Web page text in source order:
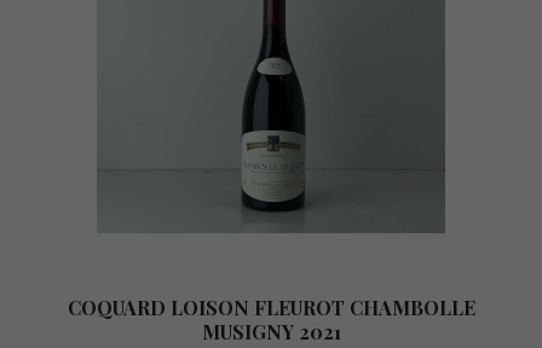
COQUARD LOISON FLEUROT CHAMBOLLE
MUSIGNY 2021